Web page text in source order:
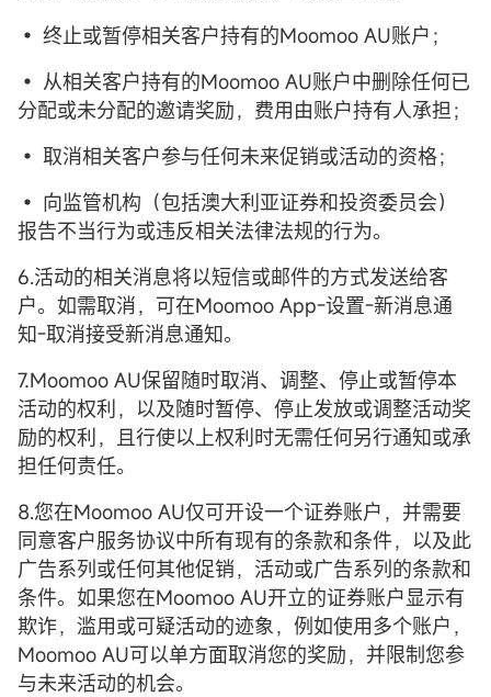
• 终止或暂停相关客户持有的Moomoo AU账户；
• 从相关客户持有的Moomoo AU账户中删除任何已
分配或未分配的邀请奖励，费用由账户持有人承担；
• 取消相关客户参与任何未来促销或活动的资格；
• 向监管机构（包括澳大利亚证券和投资委员会）
报告不当行为或违反相关法律法规的行为。
6.活动的相关消息将以短信或邮件的方式发送给客
户。如需取消，可在Moomoo App-设置-新消息通
知-取消接受新消息通知。
7.Moomoo AU保留随时取消、调整、停止或暂停本
活动的权利，以及随时暂停、停止发放或调整活动奖
励的权利，且行使以上权利时无需任何另行通知或承
担任何责任。
8.您在Moomoo AU仅可开设一个证券账户，并需要
同意客户服务协议中所有现有的条款和条件，以及此
广告系列或任何其他促销，活动或广告系列的条款和
条件。如果您在Moomoo AU开立的证券账户显示有
欺诈，滥用或可疑活动的迹象，例如使用多个账户，
Moomoo AU可以单方面取消您的奖励，并限制您参
与未来活动的机会。